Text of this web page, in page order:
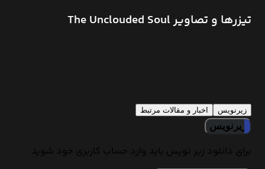
تیزرها و تصاویر The Unclouded Soul
زیرنویس اخبار و مقالات مرتبط
زیرنویس
برای دانلود زیر نویس باید وارد حساب کاربری خود شوید